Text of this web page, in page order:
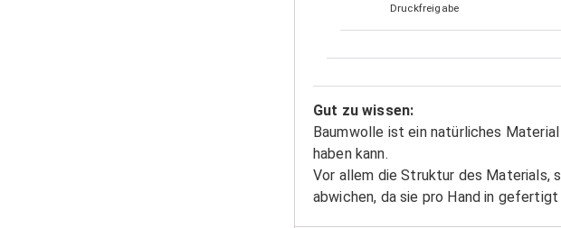
Druckfreigabe
Gut zu wissen:
Baumwolle ist ein natürliches
haben kann.
Vor allem die Struktur des Materials,
abwichen, da sie pro Hand in gefertigt